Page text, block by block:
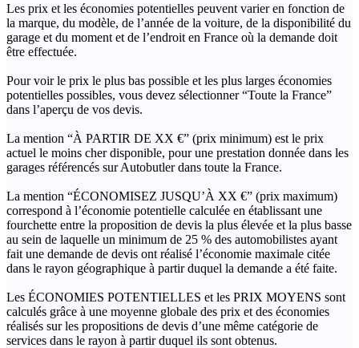
Les prix et les économies potentielles peuvent varier en fonction de
la marque, du modèle, de l’année de la voiture, de la disponibilité du
garage et du moment et de l’endroit en France où la demande doit
être effectuée.
Pour voir le prix le plus bas possible et les plus larges économies
potentielles possibles, vous devez sélectionner “Toute la France”
dans l’aperçu de vos devis.
La mention “À PARTIR DE XX €” (prix minimum) est le prix
actuel le moins cher disponible, pour une prestation donnée dans les
garages référencés sur Autobutler dans toute la France.
La mention “ÉCONOMISEZ JUSQU’À XX €” (prix maximum)
correspond à l’économie potentielle calculée en établissant une
fourchette entre la proposition de devis la plus élevée et la plus basse
au sein de laquelle un minimum de 25 % des automobilistes ayant
fait une demande de devis ont réalisé l’économie maximale citée
dans le rayon géographique à partir duquel la demande a été faite.
Les ÉCONOMIES POTENTIELLES et les PRIX MOYENS sont
calculés grâce à une moyenne globale des prix et des économies
réalisés sur les propositions de devis d’une même catégorie de
services dans le rayon à partir duquel ils sont obtenus.